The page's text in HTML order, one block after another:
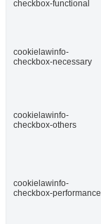
checkbox-functional
cookielawinfo-
checkbox-necessary
cookielawinfo-
checkbox-others
cookielawinfo-
checkbox-performance